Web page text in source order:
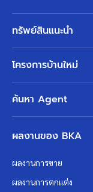
ทรัพย์สินแนะนำ
โครงการบ้านใหม่
ค้นหา Agent
ผลงานของ BKA
ผลงานการขาย
ผลงานการตกแต่ง